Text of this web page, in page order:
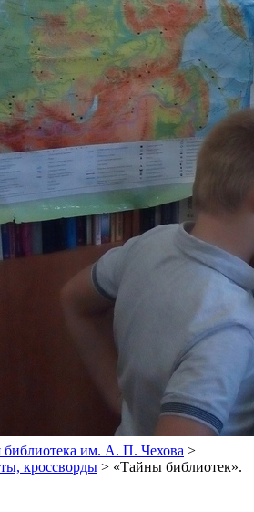
библиотека им. А. П. Чехова >
кроссворды > «Тайны библиотек».